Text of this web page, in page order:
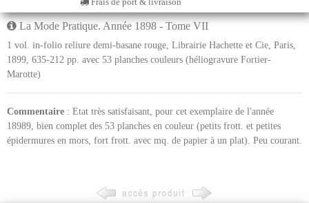
La Mode Pratique. Année 1898 - Tome VII
1 vol. in-folio reliure demi-basane rouge, Librairie Hachette et Cie, Paris,
1899, 635-212 pp. avec 53 planches couleurs (héliogravure Fortier-
Marotte)
Commentaire : Etat très satisfaisant, pour cet exemplaire de l'année
18989, bien complet des 53 planches en couleur (petits frott. et petites
épidermures en mors, fort frott. avec mq. de papier à un plat). Peu courant.